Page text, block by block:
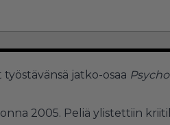
jatko-osaa
2005. Peliä ylistettiin